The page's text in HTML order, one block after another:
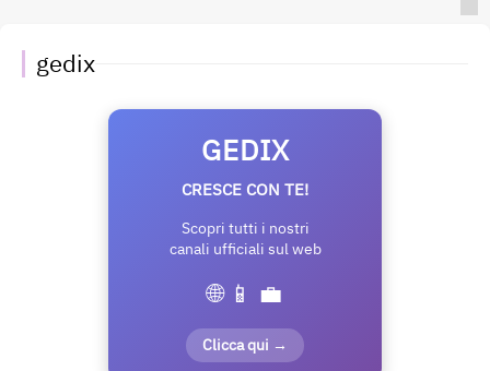
gedix
GEDIX
CRESCE CON TE!
Scopri tutti i nostri
canali ufficiali sul web
🌐 📱 💼
Clicca qui →